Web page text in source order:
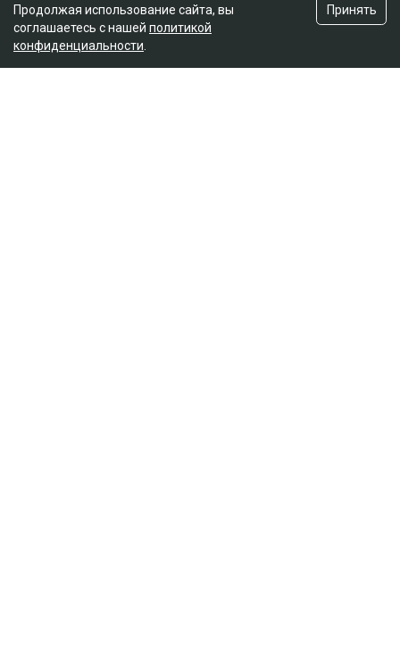
Продолжая использование сайта, вы
соглашаетесь с нашей политикой
конфиденциальности
Принять